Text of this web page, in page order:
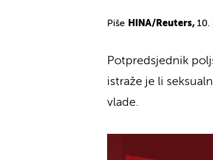
Piše HINA/Reuters, 10.
Potpredsjednik
istraže je li
vlade.